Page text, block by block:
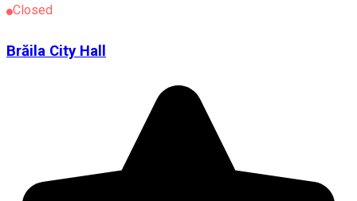
Closed
Brăila City Hall